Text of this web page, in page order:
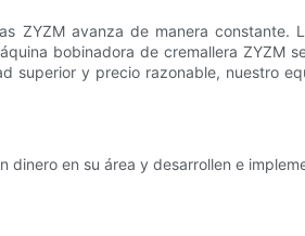
ZYZM avanza de manera constante.
bobinadora de cremallera ZYZM
superior y precio razonable, nuestro
en su área y desarrollen e